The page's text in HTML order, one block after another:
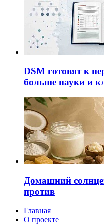
DSM готовят к
больше науки и
Домашний
против
Главная
О проекте